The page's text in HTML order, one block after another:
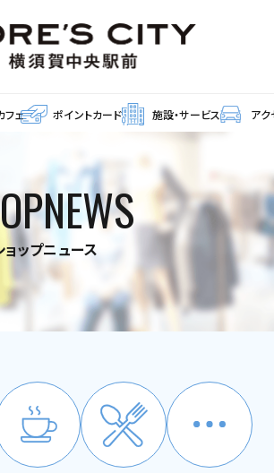
フェ ポイントカード 施設・サービス アク
ョップニュース